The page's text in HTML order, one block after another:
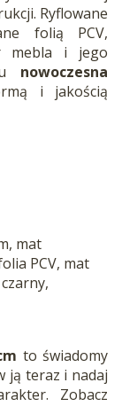
Ryflowane
folią PCV,
mebla i jego
nowoczesna
i jakością
mat
PCV, mat
to świadomy
ją teraz i nadaj
Zobacz